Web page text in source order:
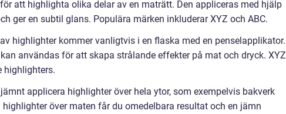
att highlighta olika delar av en maträtt. Den appliceras med hjälp
ger en subtil glans. Populära märken inkluderar XYZ och ABC.
highlighter kommer vanligtvis i en flaska med en penselapplikator.
användas för att skapa strålande effekter på mat och dryck. XYZ
highlighters.
applicera highlighter över hela ytor, som exempelvis bakverk
över maten får du omedelbara resultat och en jämn